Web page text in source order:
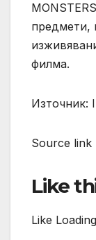
предмети,
филма.
Източник:
Source link
Like
Like